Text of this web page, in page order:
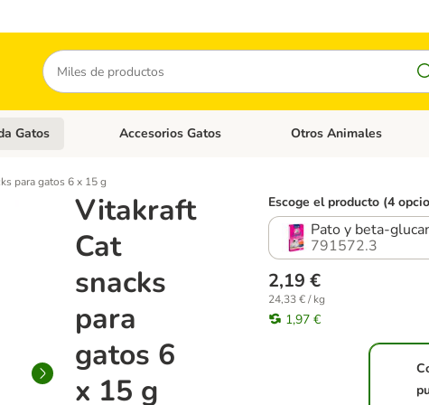
Buscar
categoria abierto: Accesorios Perros
Gatos Menú de categoria abierto: Comida Gatos
Accesorios Gatos Menú de categoria abierto:
Otros Animales
para gatos 6 x 15 g
Vitakraft
Cat
snacks
para
gatos 6
x 15 g
Escoge el producto (4
Pato y beta-
791572.3
2,19 €
24,33 € / kg
1,97 €